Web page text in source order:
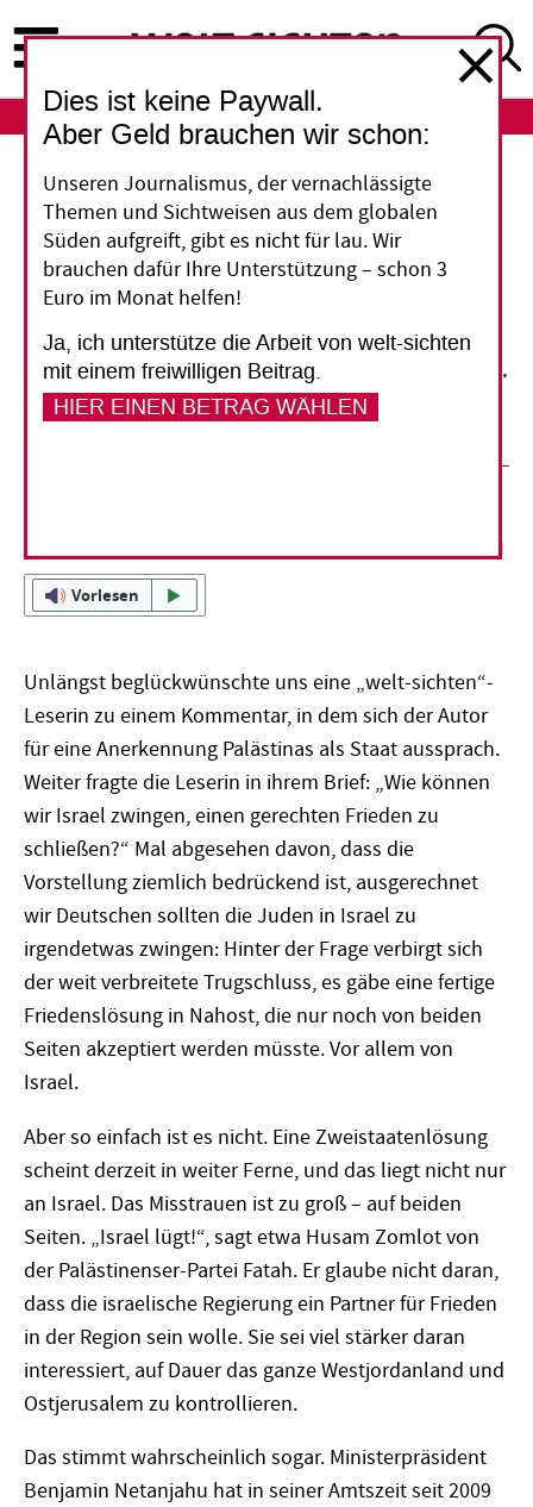
zum
Inhalt
ABO
Wahl in Israel
Zum Frieden nicht bereit
Mitte März wird in Israel gewählt, aber auch eine
neue Regierung wird sich nicht mit
Zugeständnissen an die Palästinenser hervortun.
Dafür gibt es gute Gründe.
Vorlesen
Unlängst beglückwünschte uns eine „welt-sichten“-
Leserin zu einem Kommentar, in dem sich der Autor
für eine Anerkennung Palästinas als Staat aussprach.
Weiter fragte die Leserin in ihrem Brief: „Wie können
wir Israel zwingen, einen gerechten Frieden zu
schließen?“ Mal abgesehen davon, dass die
Vorstellung ziemlich bedrückend ist, ausgerechnet
wir Deutschen sollten die Juden in Israel zu
irgendetwas zwingen: Hinter der Frage verbirgt sich
der weit verbreitete Trugschluss, es gäbe eine fertige
Friedenslösung in Nahost, die nur noch von beiden
Seiten akzeptiert werden müsste. Vor allem von
Israel.
Aber so einfach ist es nicht. Eine Zweistaatenlösung
scheint derzeit in weiter Ferne, und das liegt nicht nur
an Israel. Das Misstrauen ist zu groß – auf beiden
Seiten. „Israel lügt!“, sagt etwa Husam Zomlot von
der Palästinenser-Partei Fatah. Er glaube nicht daran,
dass die israelische Regierung ein Partner für Frieden
in der Region sein wolle. Sie sei viel stärker daran
interessiert, auf Dauer das ganze Westjordanland und
Ostjerusalem zu kontrollieren.
Das stimmt wahrscheinlich sogar. Ministerpräsident
Benjamin Netanjahu hat in seiner Amtszeit seit 2009
Dies ist keine Paywall.
Aber Geld brauchen wir schon:
Unseren Journalismus, der vernachlässigte
Themen und Sichtweisen aus dem globalen
Süden aufgreift, gibt es nicht für lau. Wir
brauchen dafür Ihre Unterstützung – schon 3
Euro im Monat helfen!
Ja, ich unterstütze die Arbeit von welt-sichten
mit einem freiwilligen Beitrag.
HIER EINEN BETRAG WÄHLEN